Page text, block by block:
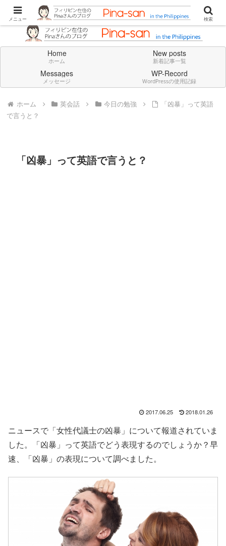
Don't think deeply. Feel always in English.
Home
ホーム
New posts
新着記事一覧
Messages
メッセージ
WP-Record
WordPressの使用記録
ホーム 英会話 今日の勉強
「凶暴」って英語
で言うと？
「凶暴」って英語で言うと？
2017.06.25 2018.01.26
ニュースで「女性代議士の凶暴」について報道されていま
した。「凶暴」って英語でどう表現するのでしょうか？早
速、「凶暴」の表現について調べました。
メニュー 検索